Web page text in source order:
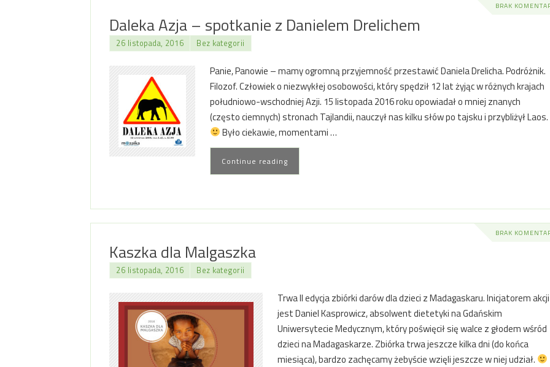
BRAK
Daleka Azja – spotkanie z Danielem Drelichem
26 listopada, 2016 Bez kategorii
Panie, Panowie – mamy ogromną przyjemność przestawić Daniela Drelicha. Podróżnik.
Filozof. Człowiek o niezwykłej osobowości, który spędził 12 lat żyjąc w różnych krajach
południowo-wschodniej Azji. 15 listopada 2016 roku opowiadał o mniej znanych
(często ciemnych) stronach Tajlandii, nauczył nas kilku słów po tajsku i przybliżył Laos.
Było ciekawie, momentami …
Continue reading
BRAK
Kaszka dla Malgaszka
26 listopada, 2016 Bez kategorii
Trwa II edycja zbiórki darów dla dzieci z Madagaskaru. Inicjatorem akcji
jest Daniel Kasprowicz, absolwent dietetyki na Gdańskim
Uniwersytecie Medycznym, który poświęcił się walce z głodem wśród
dzieci na Madagaskarze. Zbiórka trwa jeszcze kilka dni (do końca
miesiąca), bardzo zachęcamy żebyście wzięli jeszcze w niej udział.